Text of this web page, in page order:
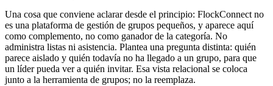
Una cosa que conviene aclarar desde el principio: FlockConnect no
es una plataforma de gestión de grupos pequeños, y aparece aquí
como complemento, no como ganador de la categoría. No
administra listas ni asistencia. Plantea una pregunta distinta: quién
parece aislado y quién todavía no ha llegado a un grupo, para que
un líder pueda ver a quién invitar. Esa vista relacional se coloca
junto a la herramienta de grupos; no la reemplaza.